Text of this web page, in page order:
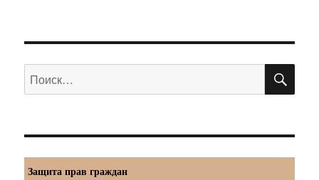
Искать:
Защита прав граждан